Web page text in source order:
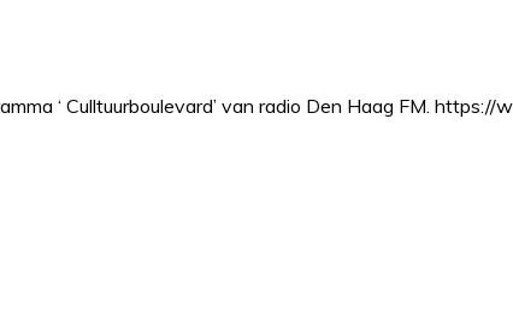
‘ Culltuurboulevard’ van radio Den Haag FM.